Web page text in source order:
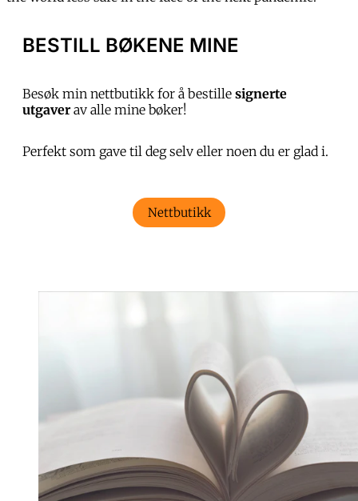
BESTILL BØKENE MINE
Besøk min nettbutikk for å bestille signerte
utgaverav alle mine bøker!
Perfekt som gave til deg selv eller noen du er glad i.
Nettbutikk